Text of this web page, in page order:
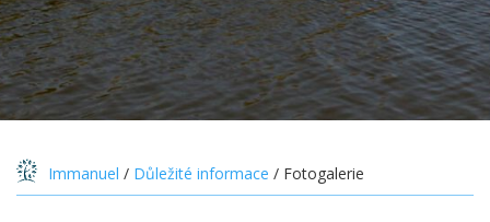
Immanuel / Důležité informace / Fotogalerie